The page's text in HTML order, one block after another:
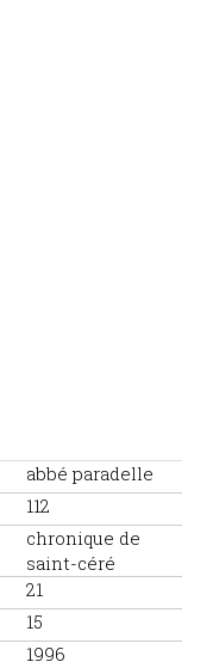
abbé paradelle
112
chronique de
saint-céré
21
15
1996